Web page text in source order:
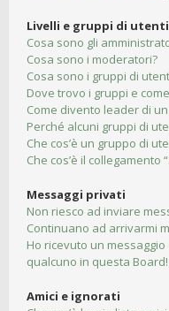
Livelli e gruppi di utenti
Cosa sono gli
Cosa sono i moderatori?
Cosa sono i gruppi di
Dove trovo i gruppi e
Come divento leader di
Perché alcuni gruppi di
Che cos’è un gruppo di
Che cos’è il collegamento
Messaggi privati
Non riesco ad inviare
Continuano ad arrivarmi
Ho ricevuto un
qualcuno in questa Board!
Amici e ignorati